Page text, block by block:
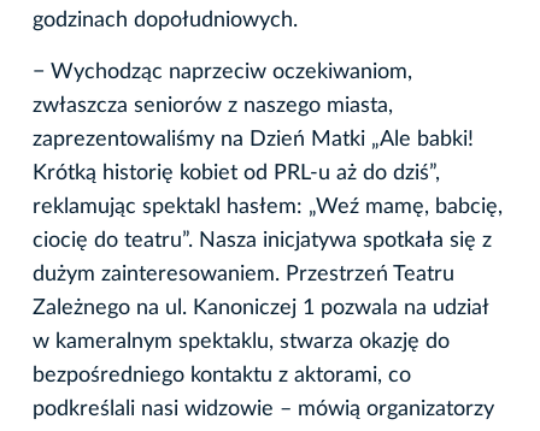
godzinach dopołudniowych.
− Wychodząc naprzeciw oczekiwaniom,
zwłaszcza seniorów z naszego miasta,
zaprezentowaliśmy na Dzień Matki „Ale babki!
Krótką historię kobiet od PRL-u aż do dziś”,
reklamując spektakl hasłem: „Weź mamę, babcię,
ciocię do teatru”. Nasza inicjatywa spotkała się z
dużym zainteresowaniem. Przestrzeń Teatru
Zależnego na ul. Kanoniczej 1 pozwala na udział
w kameralnym spektaklu, stwarza okazję do
bezpośredniego kontaktu z aktorami, co
podkreślali nasi widzowie – mówią organizatorzy